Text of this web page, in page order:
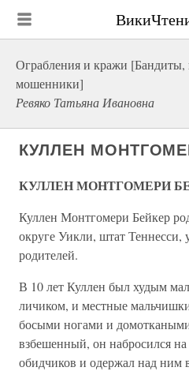
Ограбления и кражи [Бандиты,
мошенники]
Ревяко Татьяна Ивановна
КУЛЛЕН
КУЛЛЕН МОНТГОМЕРИ
Куллен Монтгомери Бейкер
округе Уикли, штат
родителей.
В 10 лет Куллен был худым
личиком, и местные
босыми ногами и
взбешенный, он набросился
обидчиков и одержал над ним